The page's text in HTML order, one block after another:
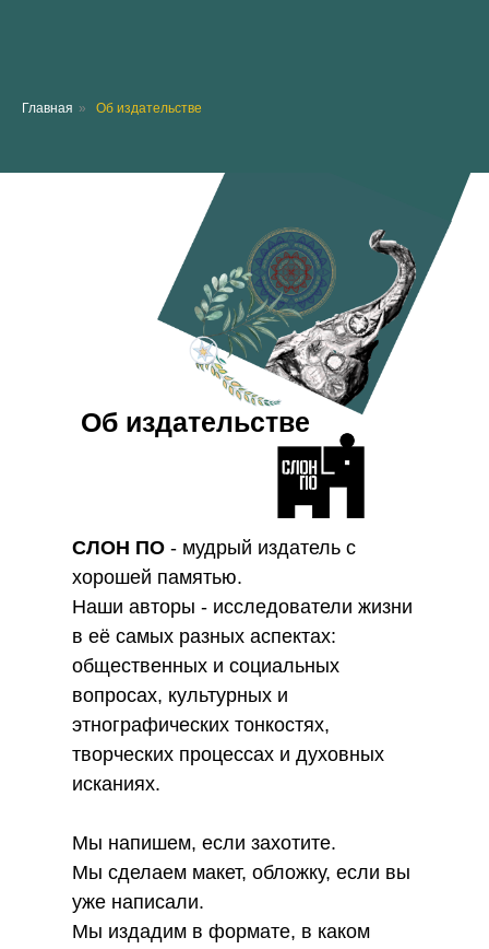
Главная » Об издательстве
Об издательстве
СЛОН ПО - мудрый издатель с
хорошей памятью.
Наши авторы - исследователи жизни
в её самых разных аспектах:
общественных и социальных
вопросах, культурных и
этнографических тонкостях,
творческих процессах и духовных
исканиях.
Мы напишем, если захотите.
Мы сделаем макет, обложку, если вы
уже написали.
Мы издадим в формате, в каком